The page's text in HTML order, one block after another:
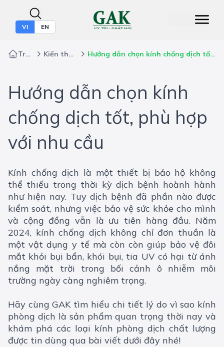
VI EN
Trang chủ Kiến thức bảo hộ Hướng dẫn chọn kính chống dịch tốt, phù hợp với nhu cầu
Hướng dẫn chọn kính
chống dịch tốt, phù hợp
với nhu cầu
Kính chống dịch là một thiết bị bảo hộ không
thể thiếu trong thời kỳ dịch bệnh hoành hành
như hiện nay. Tuy dịch bệnh đã phần nào được
kiểm soát, nhưng việc bảo vệ sức khỏe cho mình
và cộng đồng vẫn là ưu tiên hàng đầu. Năm
2024, kính chống dịch không chỉ đơn thuần là
một vật dụng y tế mà còn còn giúp bảo vệ đôi
mắt khỏi bụi bẩn, khói bụi, tia UV có hại từ ánh
nắng mặt trời trong bối cảnh ô nhiễm môi
trường ngày càng nghiêm trọng.
Hãy cùng GAK tìm hiểu chi tiết lý do vì sao kính
phòng dịch là sản phẩm quan trọng thời nay và
khám phá các loại kính phòng dịch chất lượng
được tin dùng qua bài viết dưới đây nhé!